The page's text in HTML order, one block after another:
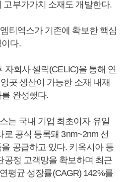
고부가가치 소재도 개발한다.
티엑스가 기존에 확보한 핵심
다.
자회사 셀릭(CELIC)을 통해 연
곳 생산이 가능한 소재 내재
완성했다.
는 국내 기업 최초이자 유일
공식 등록돼 3nm~2nm 선
공급하고 있다. 키옥시아 등
공정 고객망을 확보하며 최근
평균 성장률(CAGR) 142%를